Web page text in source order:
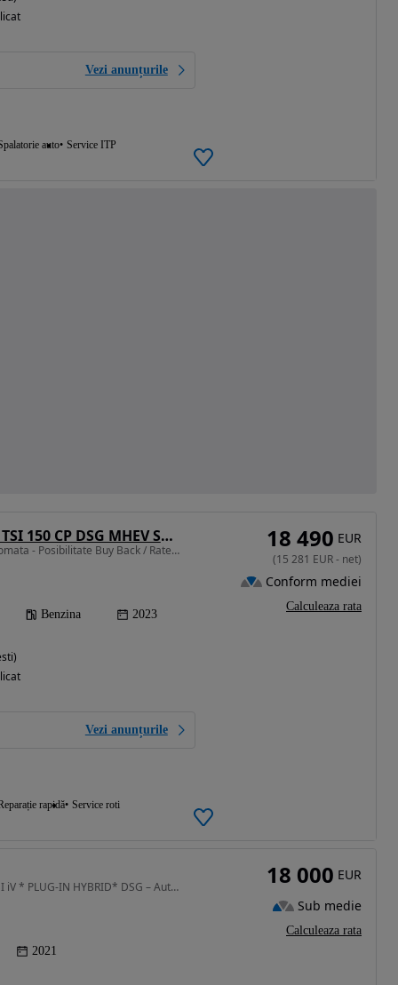
Vezi anunțurile
auto Service ITP
Skoda Superb 1.5 TSI 150 CP DSG MHEV Selection
1498 cm3 • 150 CP • Automata - Posibilitate Buy Back / Rate Avans 0% / Garantie 36 Luni
Benzina 2023
Vezi anunțurile
rapidă Service roti
18 490 EUR
(15 281 EUR- net)
Conform mediei
Calculeaza rata
1395 cm3 • 217 CP • SKODA SUPERB Berlina 1.4 TSI iV * PLUG-IN HYBRID* DSG – Automatic
2021
18 000 EUR
Sub medie
Calculeaza rata